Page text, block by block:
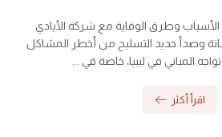
الأسباب وطرق الوقاية مع شركة الأيادي
وصدأ حديد التسليح من أخطر المشاكل
المباني في ليبيا، خاصة في ...
اقرأ أكثر